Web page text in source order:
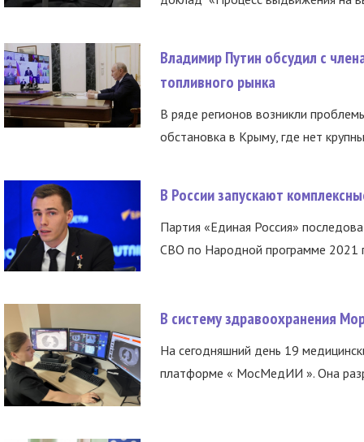
Владимир Путин обсудил с
топливного рынка
В ряде регионов возникли
обстановка в Крыму, где нет
В России запускают
Партия «Единая Россия»
СВО по Народной программе 2021
В систему здравоохранения
На сегодняшний день 19
платформе « МосМедИИ ». Она